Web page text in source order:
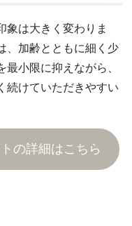
象は大きく変わりま
、加齢とともに細く少
小限に抑えながら、
続けていただきやすい
の詳細はこちら